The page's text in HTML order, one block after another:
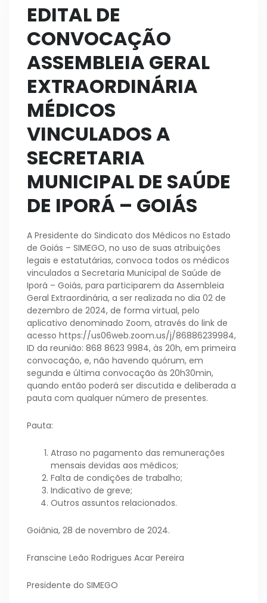
EDITAL DE
CONVOCAÇÃO
ASSEMBLEIA GERAL
EXTRAORDINÁRIA
MÉDICOS
VINCULADOS A
SECRETARIA
MUNICIPAL DE SAÚDE
DE IPORÁ – GOIÁS
A Presidente do Sindicato dos Médicos no Estado
de Goiás – SIMEGO, no uso de suas atribuições
legais e estatutárias, convoca todos os médicos
vinculados a Secretaria Municipal de Saúde de
Iporá – Goiás, para participarem da Assembleia
Geral Extraordinária, a ser realizada no dia 02 de
dezembro de 2024, de forma virtual, pelo
aplicativo denominado Zoom, através do link de
acesso https://us06web.zoom.us/j/86886239984,
ID da reunião: 868 8623 9984, às 20h, em primeira
convocação, e, não havendo quórum, em
segunda e última convocação às 20h30min,
quando então poderá ser discutida e deliberada a
pauta com qualquer número de presentes.
Pauta:
Atraso no pagamento das remunerações
mensais devidas aos médicos;
Falta de condições de trabalho;
Indicativo de greve;
Outros assuntos relacionados.
Goiânia, 28 de novembro de 2024.
Franscine Leão Rodrigues Acar Pereira
Presidente do SIMEGO